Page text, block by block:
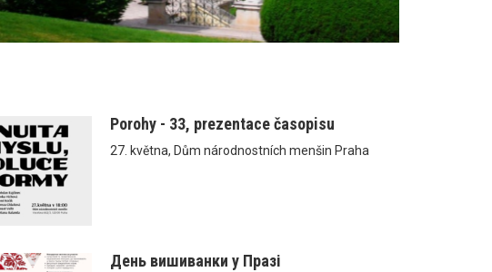
Porohy - 33, prezentace časopisu
27. května, Dům národnostních menšin Praha
День вишиванки у Празі